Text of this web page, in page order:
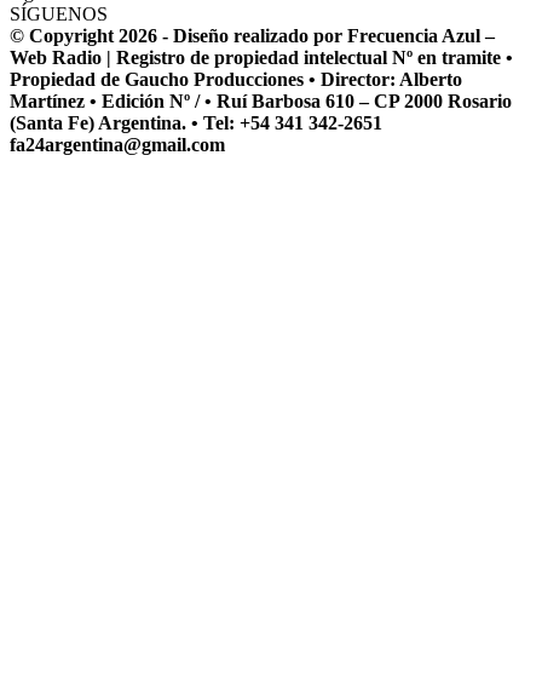
SÍGUENOS
© Copyright 2026 - Diseño realizado por Frecuencia Azul –
Web Radio | Registro de propiedad intelectual Nº en tramite •
Propiedad de Gaucho Producciones • Director: Alberto
Martínez • Edición Nº / • Ruí Barbosa 610 – CP 2000 Rosario
(Santa Fe) Argentina. • Tel: +54 341 342-2651
fa24argentina@gmail.com